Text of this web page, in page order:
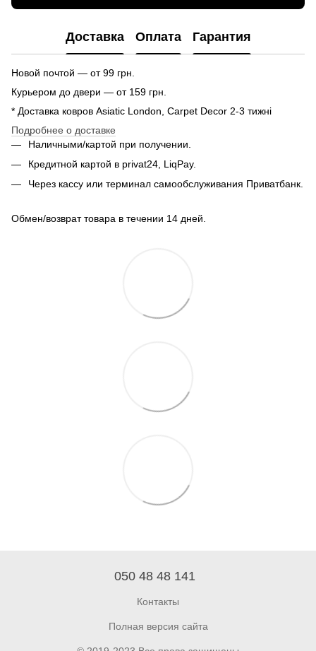
Доставка Оплата Гарантия
Новой почтой — от 99 грн.
Курьером до двери — от 159 грн.
* Доставка ковров Asiatic London, Carpet Decor 2-3 тижні
Подробнее о доставке
Наличными/картой при получении.
Кредитной картой в privat24, LiqPay.
Через кассу или терминал самообслуживания Приватбанк.
Обмен/возврат товара в течении 14 дней.
050 48 48 141
Контакты
Полная версия сайта